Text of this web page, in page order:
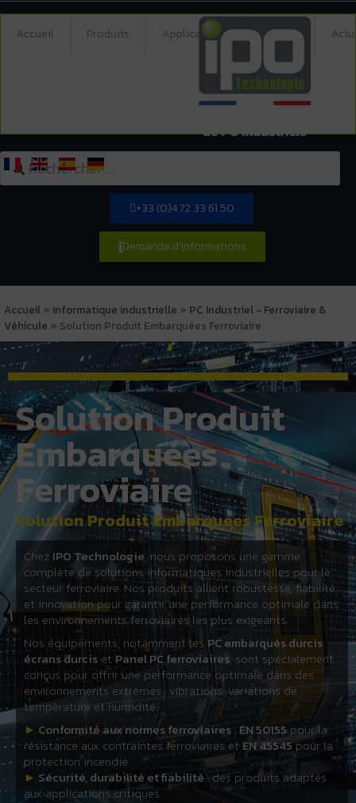
Accueil Produits Applications Société
+33 (0)4 72 33 61 50
Demande d'informations
Accueil » Informatique industrielle » PC Industriel - Ferroviaire &
Véhicule » Solution Produit Embarquées Ferroviaire
Solution Produit
Embarquées
Ferroviaire
Solution Produit Embarquées Ferroviaire
Chez IPO Technologie, nous proposons une gamme
complète de solutions informatiques industrielles pour le
secteur ferroviaire. Nos produits allient robustesse, fiabilité
et innovation pour garantir une performance optimale dans
les environnements ferroviaires les plus exigeants.
Nos équipements, notamment les PC embarqués durcis,
écrans durcis et Panel PC ferroviaires, sont spécialement
conçus pour offrir une performance optimale dans des
environnements extrêmes : vibrations, variations de
température et humidité.
► Conformité aux normes ferroviaires : EN 50155 pour la
résistance aux contraintes ferroviaires et EN 45545pour la
protection incendie.
► Sécurité, durabilité et fiabilité : des produits adaptés
aux applications critiques.